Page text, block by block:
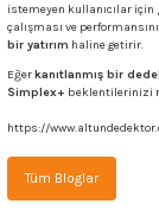
istemeyen kullanıcılar için
çalışması ve
bir yatırım haline getirir.
Eğerkanıtlanmış bir
Simplex+ beklentilerinizi
https://
Tüm Bloglar